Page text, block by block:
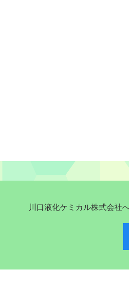
川口液化ケミカル株式会社